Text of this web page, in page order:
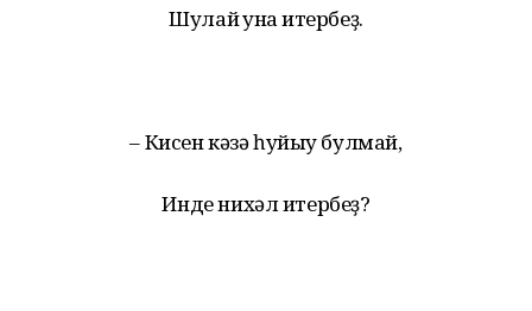
Шулай ҡунаҡ итербеҙ.
– Кисен кәзә һуйыу булмай,
Инде нихәл итербеҙ?